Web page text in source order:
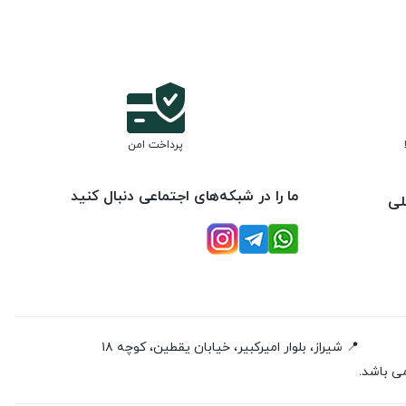
پرداخت امن
ما را در شبکه‌های اجتماعی دنبال کنید
📍 شیراز، بلوار امیرکبیر، خیابان یقطین، کوچه ۱۸